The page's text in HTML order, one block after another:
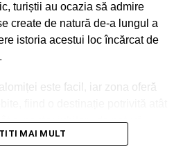
turiștii au ocazia să admire
create de natură de-a lungul a
istoria acestui loc încărcat de
este facil, iar zona oferă
și pentru iubitorii de natură,
MAI MULT